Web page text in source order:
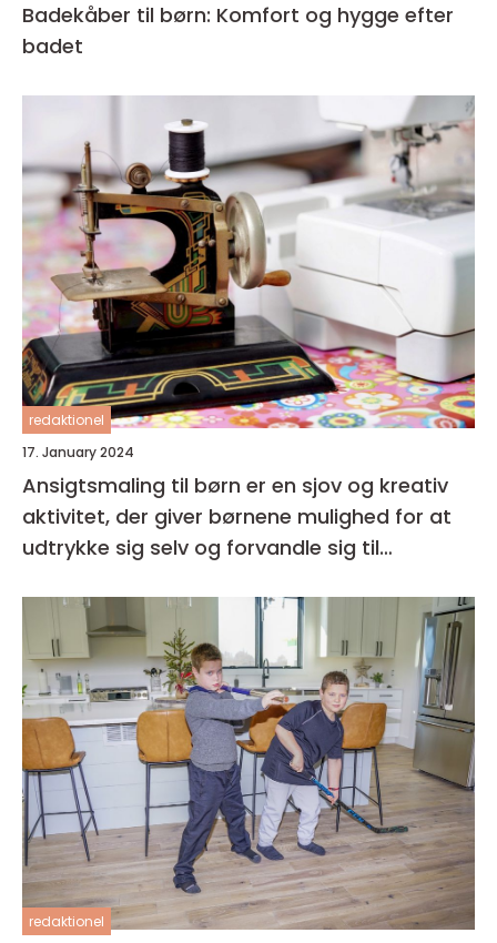
Badekåber til børn: Komfort og hygge efter
badet
redaktionel
17. January 2024
Ansigtsmaling til børn er en sjov og kreativ
aktivitet, der giver børnene mulighed for at
udtrykke sig selv og forvandle sig til
redaktionel